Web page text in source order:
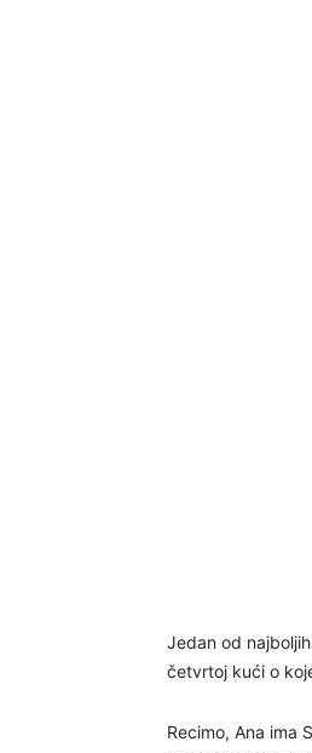
Jedan od
četvrtoj kući o
Recimo, Ana ima